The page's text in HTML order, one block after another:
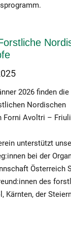
2026 finden die
Nordischen
Forni Avoltri –
unterstützt
bei der
Österreich
des
Kärnten, der